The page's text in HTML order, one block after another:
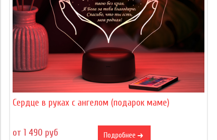
Сердце в руках с ангелом (подарок маме)
от 1 490 руб Подробнее